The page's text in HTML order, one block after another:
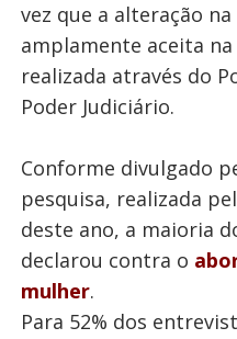
vez que a alteração
amplamente aceita
realizada através do
Poder Judiciário.
Conforme divulgado
pesquisa, realizada
deste ano, a maioria
declarou contra o
mulher.
Para 52% dos